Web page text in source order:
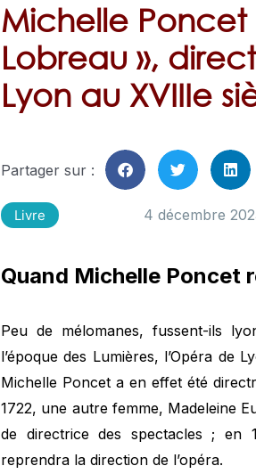
Michelle
Lobreau »,
Lyon au XVIIIe
Partager sur :
Livre 4 décembre
Quand Michelle Poncet
Peu de mélomanes, fussent-ils
l’époque des Lumières, l’Opéra de
Michelle Poncet a en effet été
1722, une autre femme, Madeleine
de directrice des spectacles ; en
reprendra la direction de l’opéra.